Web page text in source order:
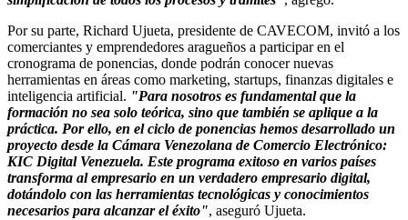
Por su parte, Richard Ujueta, presidente de CAVECOM, invitó a los
comerciantes y emprendedores aragueños a participar en el
cronograma de ponencias, donde podrán conocer nuevas
herramientas en áreas como marketing, startups, finanzas digitales e
inteligencia artificial. "Para nosotros es fundamental que la
formación no sea solo teórica, sino que también se aplique a la
práctica. Por ello, en el ciclo de ponencias hemos desarrollado un
proyecto desde la Cámara Venezolana de Comercio Electrónico:
KIC Digital Venezuela. Este programa exitoso en varios países
transforma al empresario en un verdadero empresario digital,
dotándolo con las herramientas tecnológicas y conocimientos
necesarios para alcanzar el éxito", aseguró Ujueta.